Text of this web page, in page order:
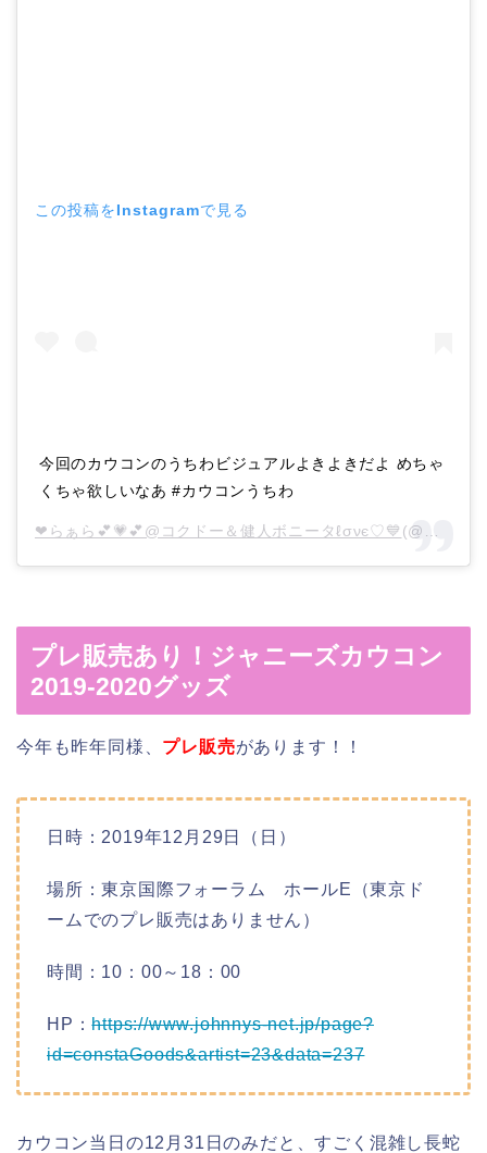
この投稿をInstagramで見る
今回のカウコンのうちわビジュアルよきよきだよ めちゃ
くちゃ欲しいなあ #カウコンうちわ
❤らぁら💕💗💕@コクドー＆健人ボニータℓσνє♡💙 (@mamichi07403)がシェアした投稿 –
プレ販売あり！ジャニーズカウコン
2019-2020グッズ
今年も昨年同様、 プレ販売があります！！
日時：2019年12月29日（日）
場所：東京国際フォーラム ホールE（東京ド
ームでのプレ販売はありません）
時間：10：00～18：00
HP：https://www.johnnys-net.jp/page?
id=constaGoods&artist=23&data=237
カウコン当日の12月31日のみだと、すごく混雑し長蛇